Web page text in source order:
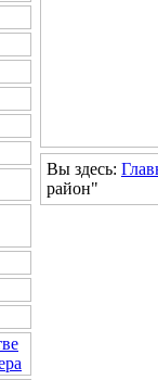
Вы здесь:
район"